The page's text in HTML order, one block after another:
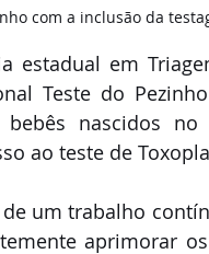
com a inclusão da
estadual em
Teste do
nascidos no
ao teste de
um trabalho
aprimorar